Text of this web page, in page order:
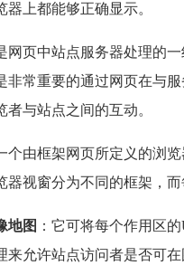
器上都能够正确显示。
网页中站点服务器处理的
非常重要的通过网页在与
者与站点之间的互动。
个由框架网页所定义的浏
器视窗分为不同的框架，
地图 ：它可将每个作用区
来允许站点访问者是否可